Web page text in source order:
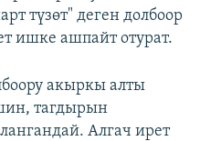
түзөт" деген долбоор
ишке ашпайт отурат.
акыркы алты
тагдырын
Алгач ирет